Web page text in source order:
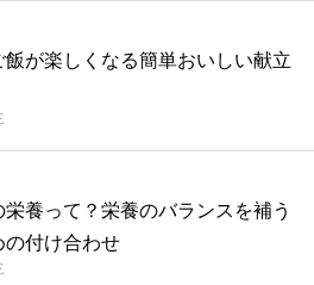
飯が楽しくなる簡単おいしい献立
栄養って？栄養のバランスを補う
の付け合わせ